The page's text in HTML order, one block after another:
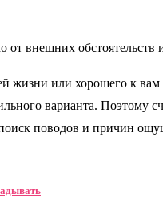
внешних обстоятельств
жизни или хорошего к
варианта. Поэтому
поводов и причин